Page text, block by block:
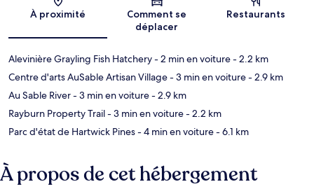
Carte
À proximité
Comment se
déplacer
Restaurants
Alevinière Grayling Fish Hatchery- 2 min en voiture- 2.2 km
Centre d'arts AuSable Artisan Village- 3 min en voiture- 2.9 km
Au Sable River- 3 min en voiture- 2.9 km
Rayburn Property Trail- 3 min en voiture- 2.2 km
Parc d'état de Hartwick Pines- 4 min en voiture- 6.1 km
À propos de cet hébergement